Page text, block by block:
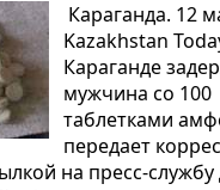
Караганда. 12
Kazakhstan
Караганде
мужчина со 100
таблетками
передает
на пресс-